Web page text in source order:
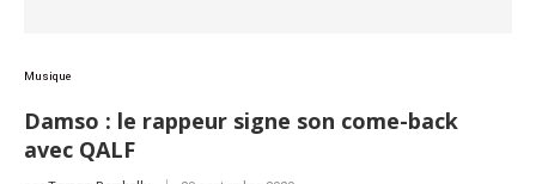
Musique
Damso : le rappeur signe son come-back
avec QALF